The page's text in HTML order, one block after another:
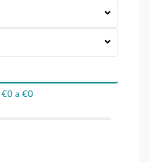
€0 a €0